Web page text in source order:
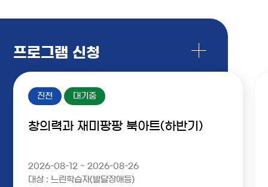
프로그램 신청
진천 대기중
창의력과 재미팡팡 북아트(하반기)
2026-08-12 ~ 2026-08-26
대상 : 느린학습자(발달장애등)